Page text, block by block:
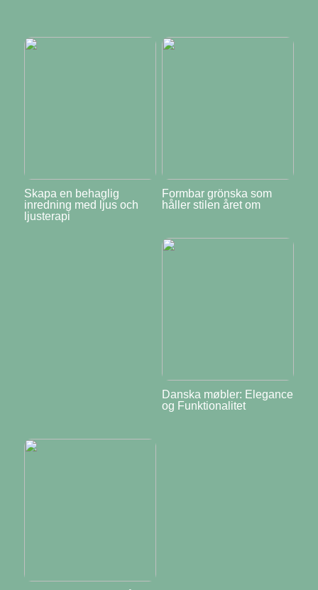
Skapa en behaglig
inredning med ljus och
ljusterapi
Formbar grönska som
håller stilen året om
Danska møbler: Elegance
og Funktionalitet